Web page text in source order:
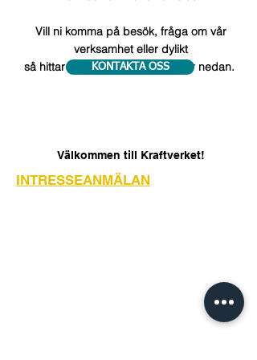
Vill ni komma på besök, fråga om vår
verksamhet eller dylikt
så hittar du våra kontaktuppgifter nedan.
Välkommen till Kraftverket!
KONTAKTA OSS
INTRESSEANMÄLAN